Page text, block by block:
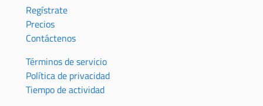
Regístrate
Precios
Contáctenos
Términos de servicio
Política de privacidad
Tiempo de actividad